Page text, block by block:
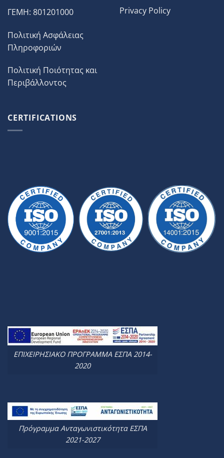
ΓΕΜΗ: 801201000
Πολιτική Ασφάλειας
Πληροφοριών
Πολιτική Ποιότητας και
Περιβάλλοντος
Privacy Policy
CERTIFICATIONS
ΕΠΙΧΕΙΡΗΣΙΑΚΟ ΠΡΟΓΡΑΜΜΑ ΕΣΠΑ 2014-
2020
Πρόγραμμα Ανταγωνιστικότητα ΕΣΠΑ
2021-2027